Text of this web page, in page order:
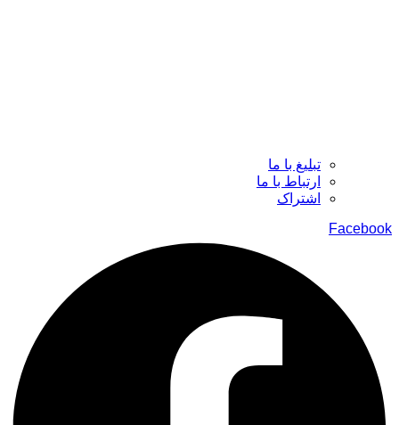
تبلیغ با ما
ارتباط با ما
اشتراک
Facebook